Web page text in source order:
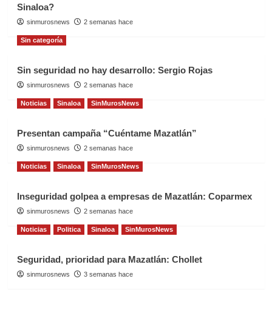
Sinaloa?
sinmurosnews 2 semanas hace
Sin categoría
Sin seguridad no hay desarrollo: Sergio Rojas
sinmurosnews 2 semanas hace
Noticias Sinaloa SinMurosNews
Presentan campaña “Cuéntame Mazatlán”
sinmurosnews 2 semanas hace
Noticias Sinaloa SinMurosNews
Inseguridad golpea a empresas de Mazatlán: Coparmex
sinmurosnews 2 semanas hace
Noticias Politica Sinaloa SinMurosNews
Seguridad, prioridad para Mazatlán: Chollet
sinmurosnews 3 semanas hace